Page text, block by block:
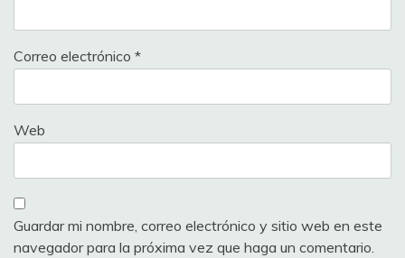
Correo electrónico *
Web
Guardar mi nombre, correo electrónico y sitio web en este
navegador para la próxima vez que haga un comentario.